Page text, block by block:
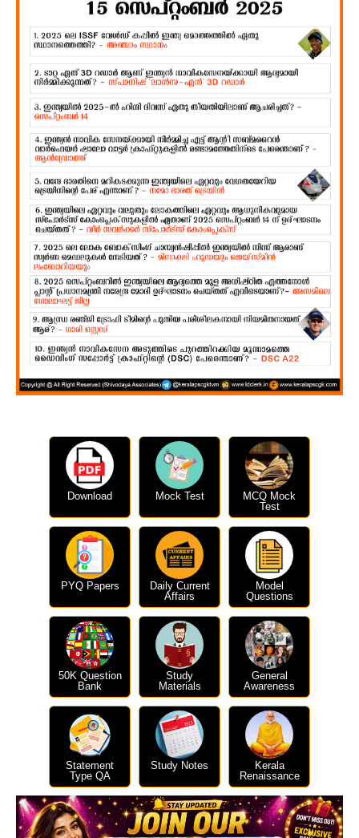
Download Mock Test
MCQ Mock
Test
PYQ Papers
Daily Current
Affairs
Model
Questions
50K Question
Bank
Study
Materials
General
Awareness
Statement
Type QA
Study Notes
Kerala
Renaissance